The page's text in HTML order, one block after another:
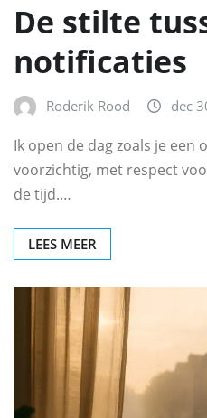
De stilte
notificaties
Roderik Rood dec
Ik open de dag zoals je een
voorzichtig, met respect
de tijd.…
LEES MEER